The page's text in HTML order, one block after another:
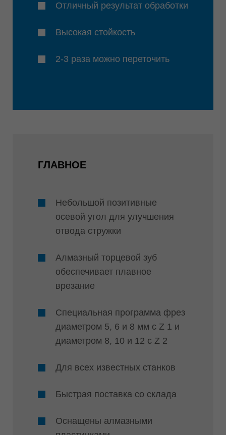
Отличный результат обработки
Высокая стойкость
2-3 раза можно переточить
ГЛАВНОЕ
Небольшой позитивные
осевой угол для улучшения
отвода стружки
Алмазный торцевой зуб
обеспечивает плавное
врезание
Специальная программа фрез
диаметром 5, 6 и 8 мм с Z 1 и
диаметром 8, 10 и 12 с Z 2
Для всех известных станков
Быстрая поставка со склада
Оснащены алмазными